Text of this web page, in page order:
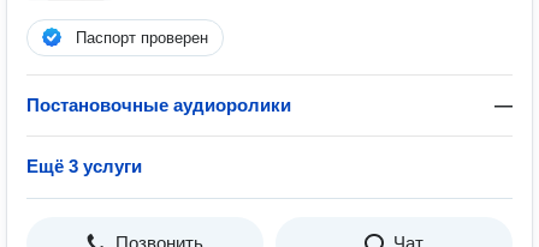
Паспорт проверен
Постановочные аудиоролики —
Ещё 3 услуги
Позвонить Чат